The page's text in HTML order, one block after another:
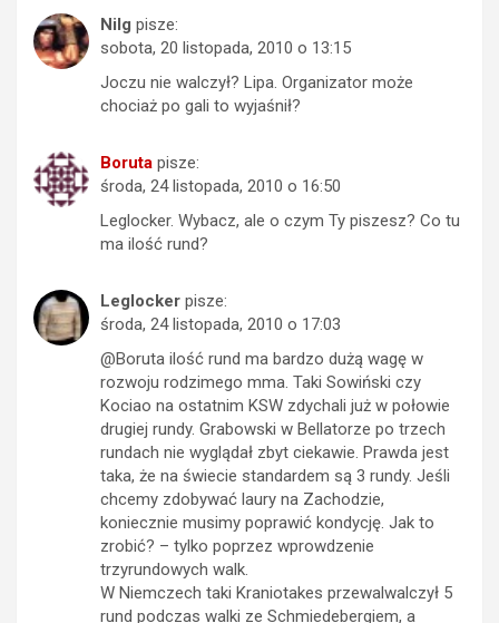
Nilg pisze:
sobota, 20 listopada, 2010 o 13:15
Joczu nie walczył? Lipa. Organizator może
chociaż po gali to wyjaśnił?
Boruta pisze:
środa, 24 listopada, 2010 o 16:50
Leglocker. Wybacz, ale o czym Ty piszesz? Co tu
ma ilość rund?
Leglocker pisze:
środa, 24 listopada, 2010 o 17:03
@Boruta ilość rund ma bardzo dużą wagę w
rozwoju rodzimego mma. Taki Sowiński czy
Kociao na ostatnim KSW zdychali już w połowie
drugiej rundy. Grabowski w Bellatorze po trzech
rundach nie wyglądał zbyt ciekawie. Prawda jest
taka, że na świecie standardem są 3 rundy. Jeśli
chcemy zdobywać laury na Zachodzie,
koniecznie musimy poprawić kondycję. Jak to
zrobić? – tylko poprzez wprowdzenie
trzyrundowych walk.
W Niemczech taki Kraniotakes przewalwalczył 5
rund podczas walki ze Schmiedebergiem, a